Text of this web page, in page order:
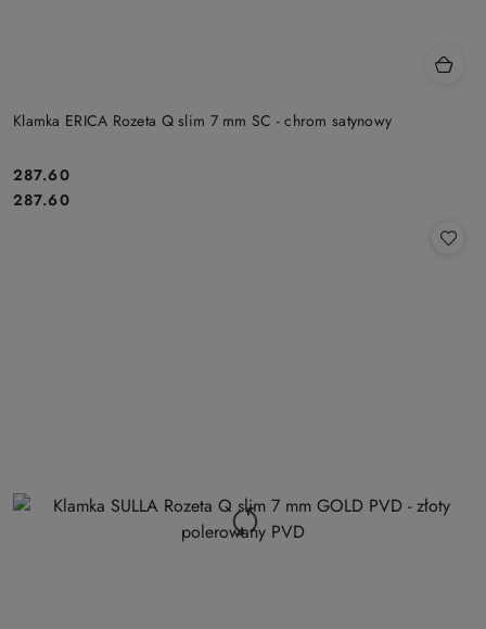
Klamka ERICA Rozeta Q slim 7 mm SC - chrom satynowy
Cena:
287.60
Cena:
287.60